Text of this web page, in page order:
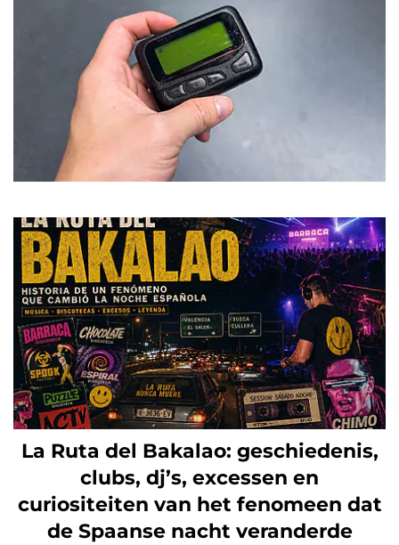
La Ruta del Bakalao: geschiedenis,
clubs, dj’s, excessen en
curiositeiten van het fenomeen dat
de Spaanse nacht veranderde